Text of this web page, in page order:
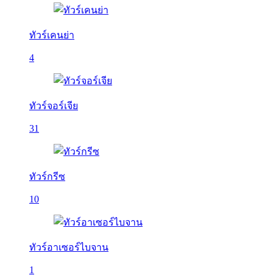
ทัวร์เคนย่า
4
ทัวร์จอร์เจีย
31
ทัวร์กรีซ
10
ทัวร์อาเซอร์ไบจาน
1